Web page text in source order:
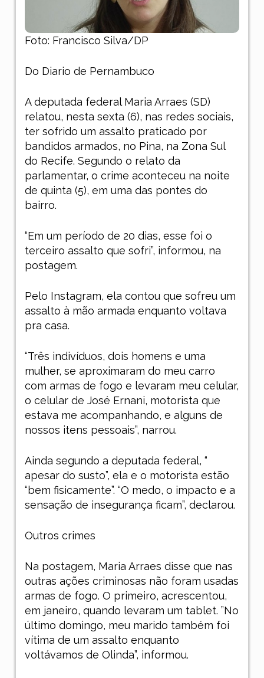
Foto: Francisco Silva/DP
Do Diario de Pernambuco
A deputada federal Maria Arraes (SD)
relatou, nesta sexta (6), nas redes sociais,
ter sofrido um assalto praticado por
bandidos armados, no Pina, na Zona Sul
do Recife. Segundo o relato da
parlamentar, o crime aconteceu na noite
de quinta (5), em uma das pontes do
bairro.
“Em um período de 20 dias, esse foi o
terceiro assalto que sofri”, informou, na
postagem.
Pelo Instagram, ela contou que sofreu um
assalto à mão armada enquanto voltava
pra casa.
“Três indivíduos, dois homens e uma
mulher, se aproximaram do meu carro
com armas de fogo e levaram meu celular,
o celular de José Ernani, motorista que
estava me acompanhando, e alguns de
nossos itens pessoais”, narrou.
Ainda segundo a deputada federal, “
apesar do susto”, ela e o motorista estão
“bem fisicamente”. “O medo, o impacto e a
sensação de insegurança ficam”, declarou.
Outros crimes
Na postagem, Maria Arraes disse que nas
outras ações criminosas não foram usadas
armas de fogo. O primeiro, acrescentou,
em janeiro, quando levaram um tablet. ”No
último domingo, meu marido também foi
vítima de um assalto enquanto
voltávamos de Olinda”, informou.